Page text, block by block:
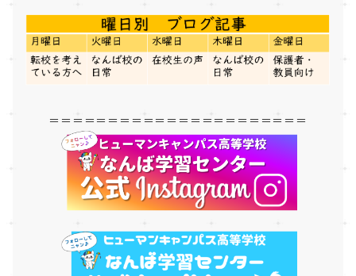
＝＝＝＝＝＝＝＝＝＝＝＝＝＝＝＝＝＝＝＝＝＝